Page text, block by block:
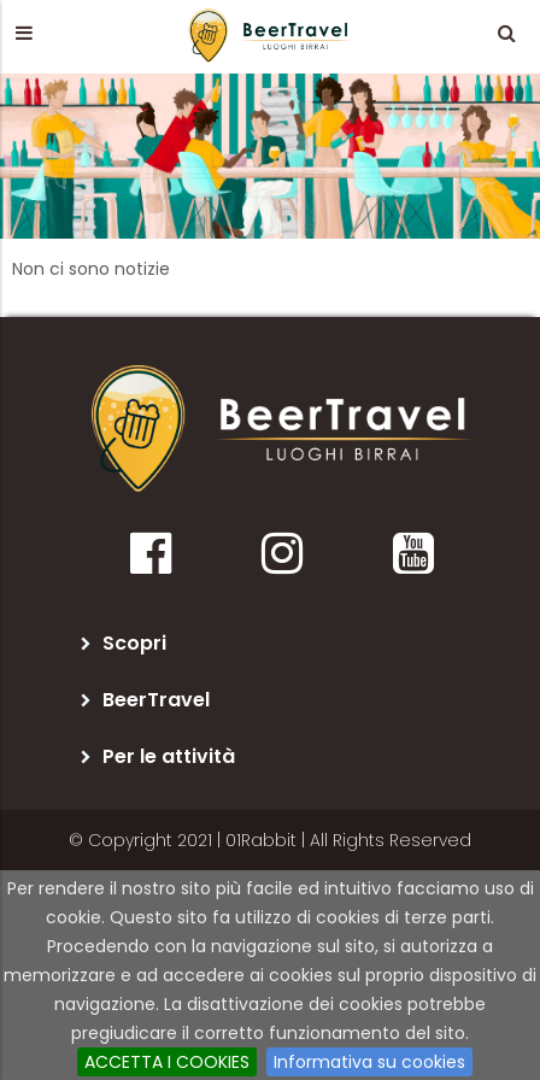
Per rendere il nostro sito più facile ed intuitivo facciamo uso di
cookie. Questo sito fa utilizzo di cookies di terze parti.
Procedendo con la navigazione sul sito, si autorizza a
memorizzare e ad accedere ai cookies sul proprio dispositivo di
navigazione. La disattivazione dei cookies potrebbe
pregiudicare il corretto funzionamento del sito.
ACCETTA I COOKIES
Informativa su cookies
Non ci sono notizie
Scopri
BeerTravel
Per le attività
© Copyright 2021 | 01Rabbit | All Rights Reserved